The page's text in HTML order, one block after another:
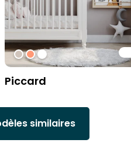
#D1C5BC
#ff9976
#ffffff
Piccard
similaires